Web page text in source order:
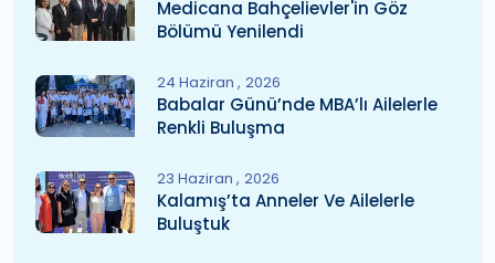
Medicana Bahçelievler'in Göz
Bölümü Yenilendi
24 Haziran 2026
Babalar Günü’nde MBA’lı Ailelerle
Renkli Buluşma
23 Haziran 2026
Kalamış’ta Anneler Ve Ailelerle
Buluştuk